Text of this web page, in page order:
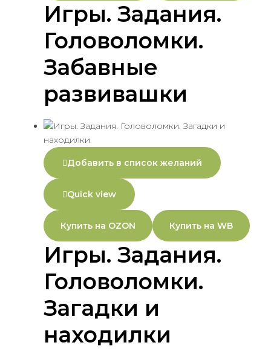
Игры. Задания.
Головоломки.
Забавные
развивашки
Добавить в список желаний
Quick view
Купить на OZON Купить на WB
Игры. Задания.
Головоломки.
Загадки и
находилки